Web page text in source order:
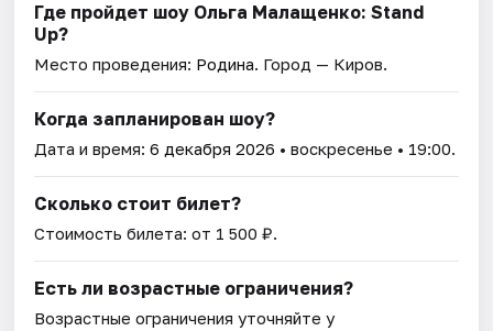
Где пройдет шоу Ольга Малащенко: Stand
Up?
Место проведения: Родина. Город — Киров.
Когда запланирован шоу?
Дата и время:6 декабря 2026 • воскресенье • 19:00.
Сколько стоит билет?
Стоимость билета: от 1 500 ₽.
Есть ли возрастные ограничения?
Возрастные ограничения уточняйте у